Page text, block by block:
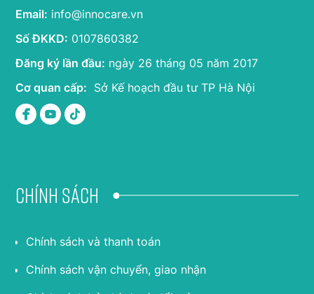
Email: info@innocare.vn
Số ĐKKD: 0107860382
Đăng ký lần đầu: ngày 26 tháng 05 năm 2017
Cơ quan cấp: Sở Kế hoạch đầu tư TP Hà Nội
Chính sách
Chính sách và thanh toán
Chính sách vận chuyển, giao nhận